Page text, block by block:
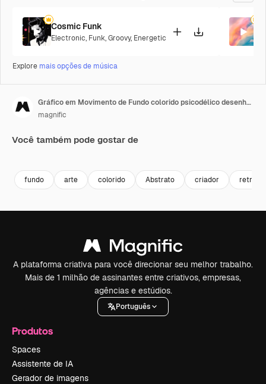
Cosmic Funk
Electronic, Funk,Groovy, Energetic
Explore mais opções de música
Gráfico em Movimento de Fundo colorido psicodélico desenhado à mão
magnific
Você também pode gostar de
fundo arte colorido Abstrato criador retro
A plataforma criativa para você direcionar seu melhor trabalho.
Mais de 1 milhão de assinantes entre criativos, empresas,
agências e estúdios.
Português
Produtos
Spaces
Assistente de IA
Gerador de imagens